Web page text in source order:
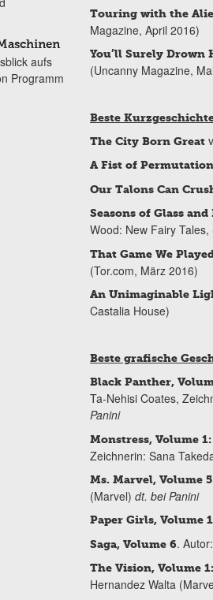
Touring with the
Magazine, April 2016)
You’ll Surely Drown
(Uncanny Magazine,
Beste
The City Born Great
A Fist of
Our Talons Can
Seasons of Glass
Wood: New Fairy Tales,
That Game We
(Tor.com, März 2016)
An Unimaginable
Castalia House)
Beste grafische
Black Panther,
Ta-Nehisi Coates,
Panini
Monstress, Volume
Zeichnerin: Sana
Ms. Marvel, Volume
(Marvel) dt. bei Panini
Paper Girls, Volume 1
Saga, Volume 6.
The Vision, Volume
Hernandez Walta
aufs
Programm